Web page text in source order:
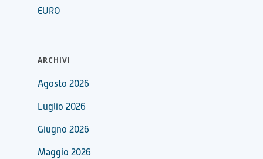
EURO
ARCHIVI
Agosto 2026
Luglio 2026
Giugno 2026
Maggio 2026